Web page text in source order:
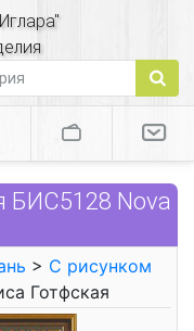
БИС5128 Nova
> С рисунком
Готфская